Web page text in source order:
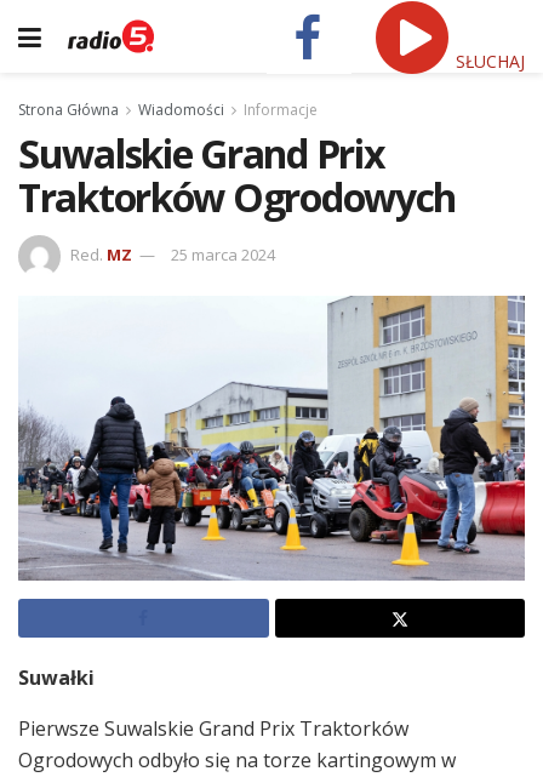
SŁUCHAJ
Strona Główna Wiadomości Informacje
Suwalskie Grand Prix
Traktorków Ogrodowych
Red. MZ 25 marca 2024
Suwałki
Pierwsze Suwalskie Grand Prix Traktorków
Ogrodowych odbyło się na torze kartingowym w